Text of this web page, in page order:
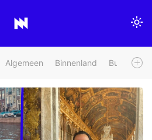
Algemeen Binnenland Buitenland